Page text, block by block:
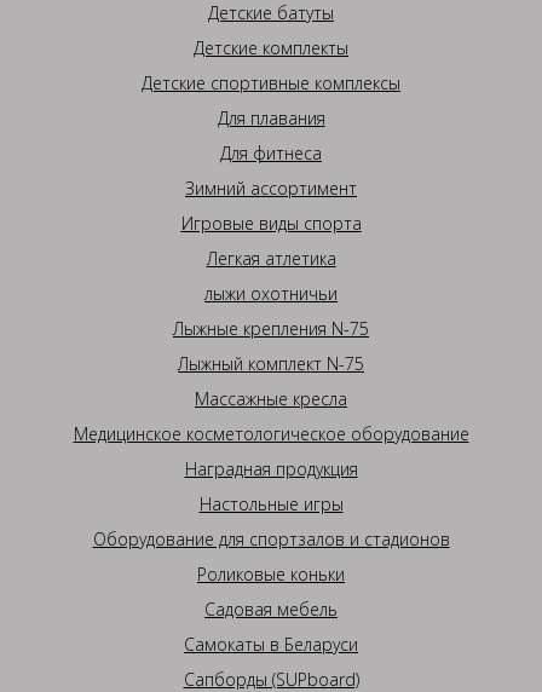
Детские батуты
Детские комплекты
Детские спортивные комплексы
Для плавания
Для фитнеса
Зимний ассортимент
Игровые виды спорта
Легкая атлетика
лыжи охотничьи
Лыжные крепления N-75
Лыжный комплект N-75
Массажные кресла
Медицинское косметологическое оборудование
Наградная продукция
Настольные игры
Оборудование для спортзалов и стадионов
Роликовые коньки
Садовая мебель
Самокаты в Беларуси
Сапборды (SUPboard)